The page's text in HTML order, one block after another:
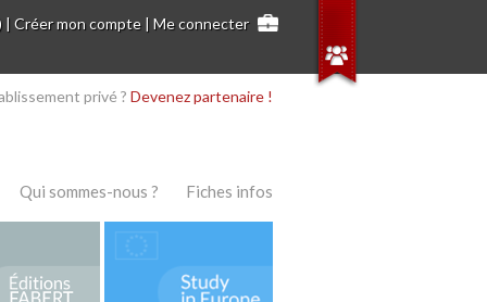
|Créer mon compte |Me connecter
privé ? Devenez partenaire !
Qui sommes-nous ? Fiches infos